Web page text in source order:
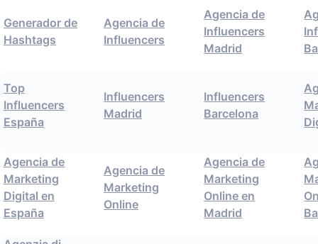
Generador de
Hashtags
Agencia de
Influencers
Agencia de
Influencers
Madrid
Top
Influencers
España
Influencers
Madrid
Influencers
Barcelona
Agencia de
Marketing
Digital en
España
Agencia de
Marketing
Online
Agencia de
Marketing
Online en
Madrid